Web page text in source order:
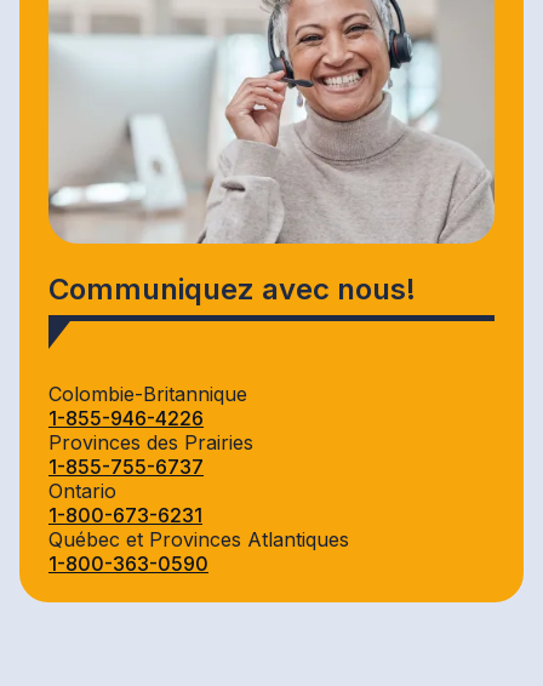
Communiquez avec nous!
Colombie-Britannique
1-855-946-4226
Provinces des Prairies
1-855-755-6737
Ontario
1-800-673-6231
Québec et Provinces Atlantiques
1-800-363-0590